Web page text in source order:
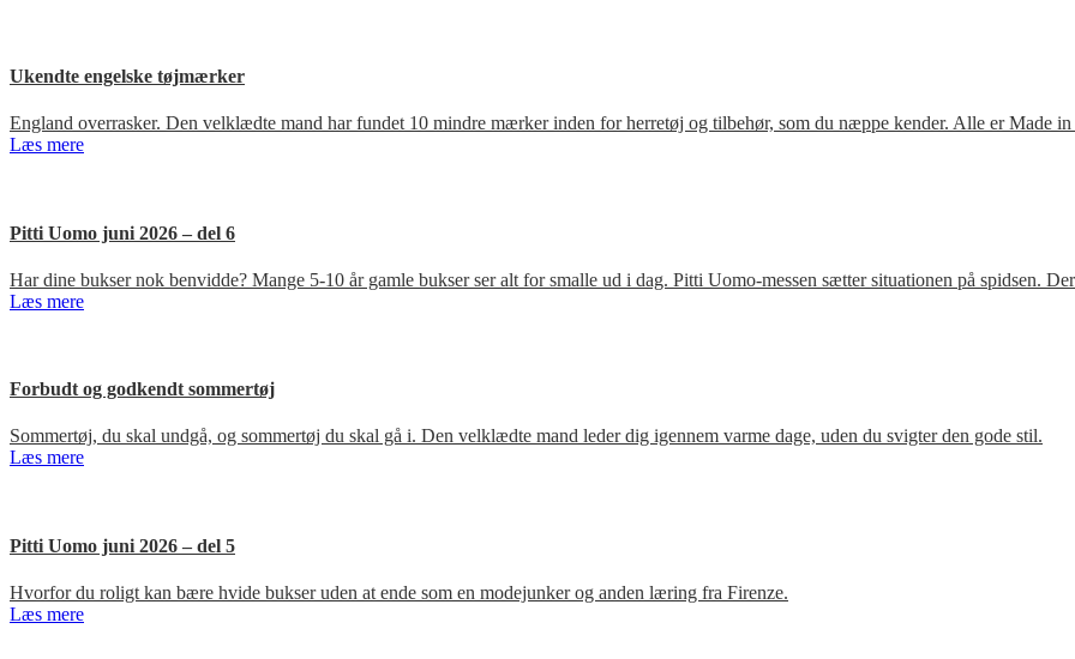
Ukendte engelske tøjmærker
England overrasker. Den velklædte mand har fundet 10 mindre mærker inden for herretøj og tilbehør, som du næppe kender. Alle er Made
Læs mere
Pitti Uomo juni 2026 – del 6
Har dine bukser nok benvidde? Mange 5-10 år gamle bukser ser alt for smalle ud i dag. Pitti Uomo-messen sætter situationen på spidsen.
Læs mere
Forbudt og godkendt sommertøj
Sommertøj, du skal undgå, og sommertøj du skal gå i. Den velklædte mand leder dig igennem varme dage, uden du svigter den gode stil.
Læs mere
Pitti Uomo juni 2026 – del 5
Hvorfor du roligt kan bære hvide bukser uden at ende som en modejunker og anden læring fra Firenze.
Læs mere